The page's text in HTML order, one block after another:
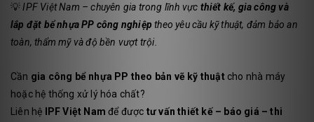
💡 IPF Việt Nam – chuyên gia trong lĩnh vực thiết kế, gia công và
lắp đặt bể nhựa PP công nghiệp theo yêu cầu kỹ thuật, đảm bảo an
toàn, thẩm mỹ và độ bền vượt trội.
Cần gia công bể nhựa PP theo bản vẽ kỹ thuậtcho nhà máy
hoặc hệ thống xử lý hóa chất?
Liên hệ
IPF Việt Nam để được tư vấn thiết kế – báo giá – thi